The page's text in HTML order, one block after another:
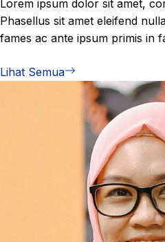
Lorem ipsum dolor sit amet,
Phasellus sit amet eleifend
fames ac ante ipsum primis in
Lihat Semua